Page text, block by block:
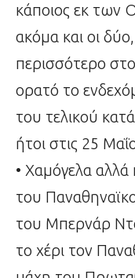
κάποιος εκ των
ακόμα και οι
περισσότερο
ορατό το
του τελικού
ήτοι στις 25
• Χαμόγελα αλλά
του
του Μπερνάρ
το χέρι τον